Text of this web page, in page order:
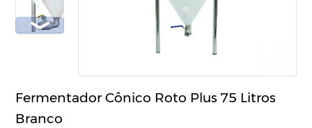
Fermentador Cônico Roto Plus 75 Litros
Branco